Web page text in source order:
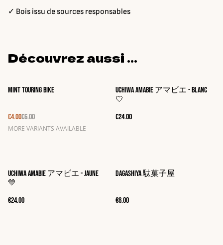
✓ Bois issu de sources responsables
Découvrez aussi ...
%
Mint touring bike
€4.00€6.00
MORE VARIANTS AVAILABLE
Uchiwa Amabie アマビエ - Blanc
🤍
€24.00
Uchiwa Amabie アマビエ - Jaune
💛
€24.00
Dagashiya 駄菓子屋
€6.00